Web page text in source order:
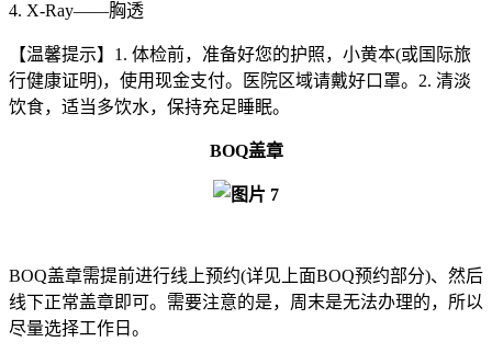
4. X-Ray——胸透
【温馨提示】1. 体检前，准备好您的护照，小黄本(或国际旅
行健康证明)，使用现金支付。医院区域请戴好口罩。2. 清淡
饮食，适当多饮水，保持充足睡眠。
BOQ盖章
BOQ盖章需提前进行线上预约(详见上面BOQ预约部分)、然后
线下正常盖章即可。需要注意的是，周末是无法办理的，所以
尽量选择工作日。